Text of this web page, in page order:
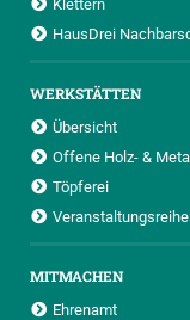
Klettern
HausDrei
WERKSTÄTTEN
Übersicht
Offene Holz- &
Töpferei
MITMACHEN
Ehrenamt